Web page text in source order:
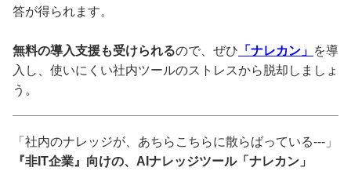
答が得られます。
無料の導入支援も受けられるので、ぜひ 「ナレカン」 を導
入し、使いにくい社内ツールのストレスから脱却しましょ
う。
「社内のナレッジが、あちらこちらに散らばっている---」
『非IT企業』向けの、AIナレッジツール「ナレカン」